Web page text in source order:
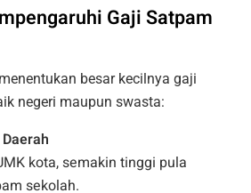
Gaji Satpam
besar kecilnya gaji
negeri maupun swasta:
kota, semakin tinggi pula
sekolah.